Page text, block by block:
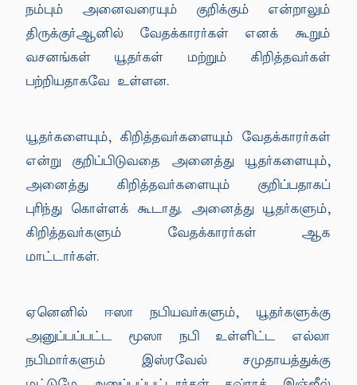
நம்பும் அனைவரையும் குறிக்கும் என்றாலும்
திருக்குர்ஆனில் வேதக்காரர்கள் எனக் கூறும்
வசனங்கள் யூதர்கள் மற்றும் கிறித்தவர்கள்
பற்றியதாகவே உள்ளன.
யூதர்களையும், கிறித்தவர்களையும் வேதக்காரர்கள்
என்று குறிப்பிடுவதை அனைத்து யூதர்களையும்,
அனைத்து கிறித்தவர்களையும் குறிப்பதாகப்
புரிந்து கொள்ளக் கூடாது. அனைத்து யூதர்களும்,
கிறித்தவர்களும் வேதக்காரர்கள் ஆக
மாட்டார்கள்.
ஏனெனில் ஈஸா நபியவர்களும், யூதர்களுக்கு
அனுப்பப்பட்ட மூஸா நபி உள்ளிட்ட எல்லா
நபிமார்களும் இஸ்ரவேல் சமுதாயத்துக்கு